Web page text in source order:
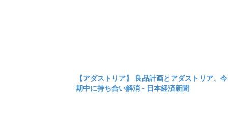
【アダストリア】 良品計画とアダストリア、今
期中に持ち合い解消 - 日本経済新聞